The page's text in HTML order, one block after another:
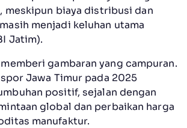
biaya distribusi dan
menjadi keluhan utama
Jatim).
gambaran yang campuran.
Jawa Timur pada 2025
positif, sejalan dengan
global dan perbaikan harga
manufaktur.